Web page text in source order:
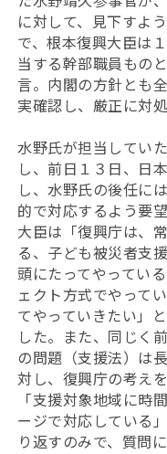
に対して、見下すよ
で、根本復興大臣は
当する幹部職員もの
言。内閣の方針とも
実確認し、厳正に対
水野氏が担当してい
し、前日１３日、日
し、水野氏の後任に
的で対応するよう要
大臣は「復興庁は、
る、子ども被災者支
頭にたってやってい
ェクト方式でやって
てやっていきたい」
した。また、同じく
の問題（支援法）は
対し、復興庁の考え
「支援対象地域に時
ージで対応している
り返すのみで、質問